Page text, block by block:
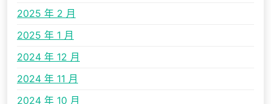
2025 年 2 月
2025 年 1 月
2024 年 12 月
2024 年 11 月
2024 年 10 月